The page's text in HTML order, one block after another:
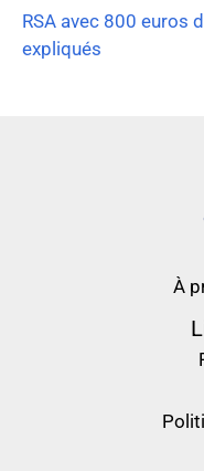
RSA avec 800 euros
expliqués
À